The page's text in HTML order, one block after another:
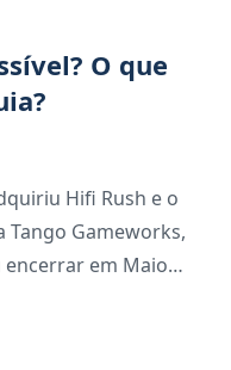
O que
Hifi Rush e o
Gameworks,
em Maio
da Tang